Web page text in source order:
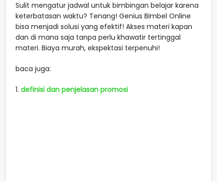
Sulit mengatur jadwal untuk bimbingan belajar karena
keterbatasan waktu? Tenang! Genius Bimbel Online
bisa menjadi solusi yang efektif! Akses materi kapan
dan di mana saja tanpa perlu khawatir tertinggal
materi. Biaya murah, ekspektasi terpenuhi!
baca juga:
1. definisi dan penjelasan promosi